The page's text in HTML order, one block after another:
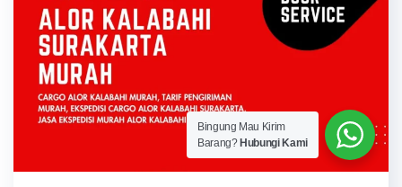
Bingung Mau Kirim
Barang? Hubungi Kami